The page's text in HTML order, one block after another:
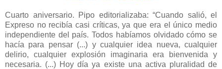
Cuarto aniversario. Pipo editorializaba: “Cuando salió, el
Expreso no recibía casi críticas, ya que era el único medio
independiente del país. Todos habíamos olvidado cómo se
hacía para pensar (...) y cualquier idea nueva, cualquier
delirio, cualquier explosión imaginaria era bienvenida y
necesaria. (...) Hoy día ya existe una activa pluralidad de